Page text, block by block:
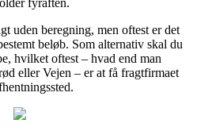
uden beregning, men oftest er det
beløb. Som alternativ skal du
hvilket oftest – hvad end man
eller Vejen – er at få fragtfirmaet